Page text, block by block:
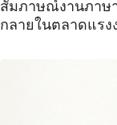
สัมภาษณ์งานภาษ
กลายในตลาดแรง